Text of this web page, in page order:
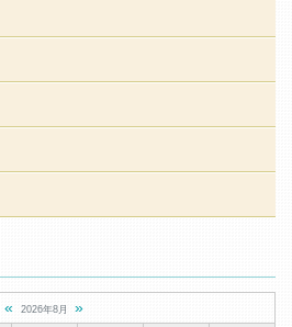
« 2026年8月 »